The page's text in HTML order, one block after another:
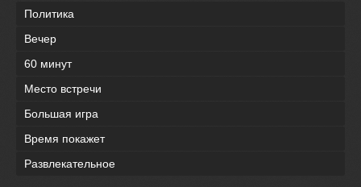
Политика
Вечер
60 минут
Место встречи
Большая игра
Время покажет
Развлекательное